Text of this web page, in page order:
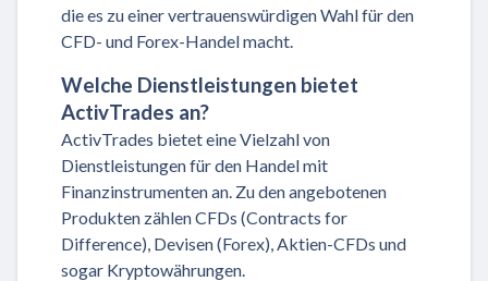
die es zu einer vertrauenswürdigen Wahl für den
CFD- und Forex-Handel macht.
Welche Dienstleistungen bietet
ActivTrades an?
ActivTrades bietet eine Vielzahl von
Dienstleistungen für den Handel mit
Finanzinstrumenten an. Zu den angebotenen
Produkten zählen CFDs (Contracts for
Difference), Devisen (Forex), Aktien-CFDs und
sogar Kryptowährungen.